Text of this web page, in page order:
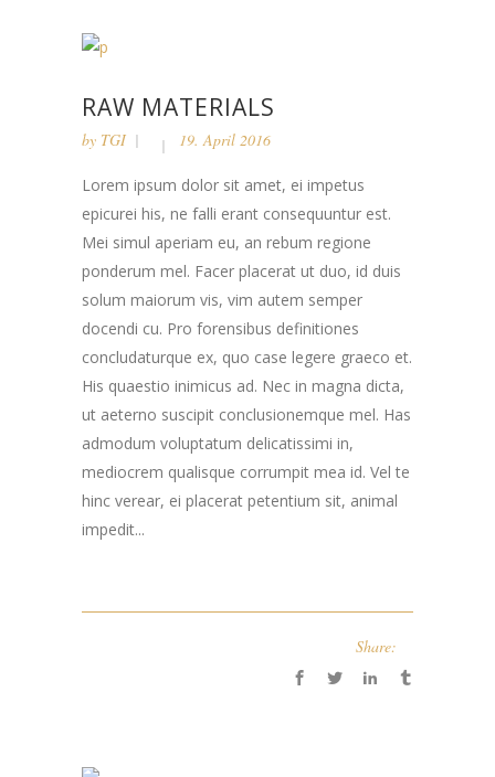
RAW MATERIALS
by TGI 19. April 2016
Lorem ipsum dolor sit amet, ei impetus
epicurei his, ne falli erant consequuntur est.
Mei simul aperiam eu, an rebum regione
ponderum mel. Facer placerat ut duo, id duis
solum maiorum vis, vim autem semper
docendi cu. Pro forensibus definitiones
concludaturque ex, quo case legere graeco et.
His quaestio inimicus ad. Nec in magna dicta,
ut aeterno suscipit conclusionemque mel. Has
admodum voluptatum delicatissimi in,
mediocrem qualisque corrumpit mea id. Vel te
hinc verear, ei placerat petentium sit, animal
impedit...
Share: